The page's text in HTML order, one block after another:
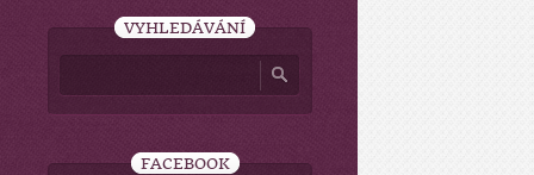
VYHLEDÁVÁNÍ
FACEBOOK